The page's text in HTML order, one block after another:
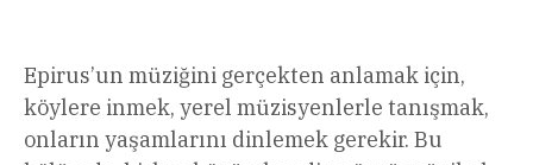
Epirus’un müziğini gerçekten anlamak için,
köylere inmek, yerel müzisyenlerle tanışmak,
onların yaşamlarını dinlemek gerekir. Bu